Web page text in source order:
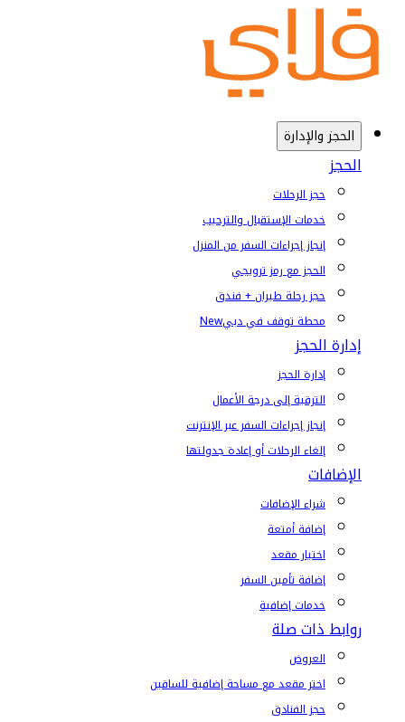
الحجز والإدارة
الحجز
حجز الرحلات
خدمات الإستقبال والترحيب
إنجاز إجراءات السفر من المنزل
الحجز مع رمز ترويجي
حجز رحلة طيران + فندق
محطة توقف في دبيNew
إدارة الحجز
إدارة الحجز
الترقية إلى درجة الأعمال
إنجاز إجراءات السفر عبر الإنترنت
إلغاء الرحلات أو إعادة جدولتها
الإضافات
شراء الإضافات
إضافة أمتعة
اختيار مقعد
إضافة تأمين السفر
خدمات إضافية
روابط ذات صلة
العروض
اختر مقعد مع مساحة إضافية للساقين
حجز الفنادق